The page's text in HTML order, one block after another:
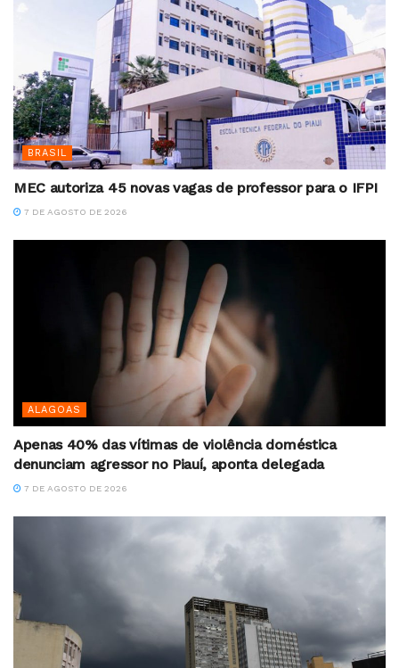
BRASIL
MEC autoriza 45 novas vagas de professor para o IFPI
7 DE AGOSTO DE 2026
ALAGOAS
Apenas 40% das vítimas de violência doméstica
denunciam agressor no Piauí, aponta delegada
7 DE AGOSTO DE 2026